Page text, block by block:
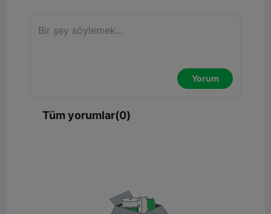
Yorum
Tüm yorumlar(0)